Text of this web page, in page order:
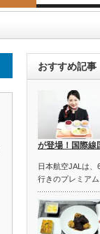
おすすめ記事
が登場！国際線
日本航空JALは
行きのプレミア